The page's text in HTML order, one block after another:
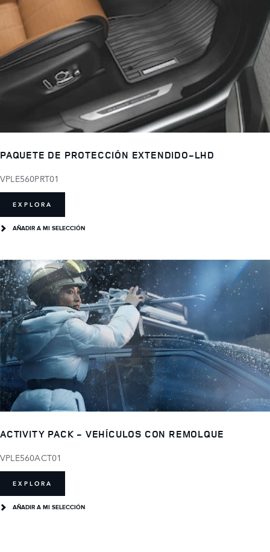
PAQUETE DE PROTECCIÓN EXTENDIDO-LHD
VPLE560PRT01
EXPLORA
AÑADIR A MI SELECCIÓN
ACTIVITY PACK - VEHÍCULOS CON REMOLQUE
VPLE560ACT01
EXPLORA
AÑADIR A MI SELECCIÓN